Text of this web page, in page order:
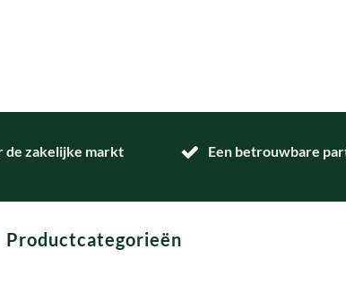
de zakelijke markt Een betrouwbare
Productcategorieën